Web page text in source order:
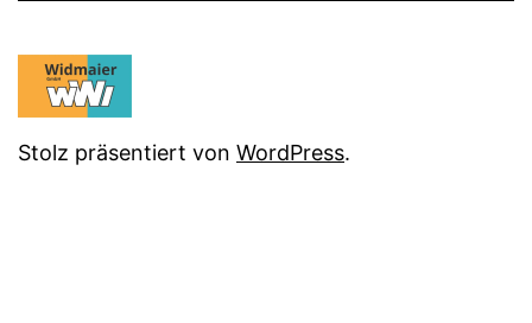
Stolz präsentiert von WordPress.